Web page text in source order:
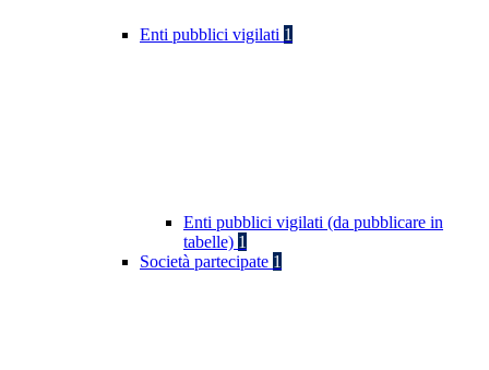
Enti pubblici vigilati 1
Enti pubblici vigilati (da pubblicare in
tabelle) 1
Società partecipate 1